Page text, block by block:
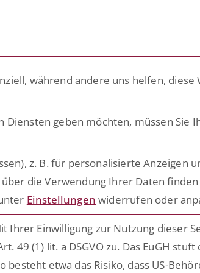
Transformation
Organisationen. Als
im Einklang mit Kultur und
und für gesellschaftliche
während andere uns helfen, diese
geben möchten, müssen Sie
z. B. für personalisierte Anzeigen
die Verwendung Ihrer Daten finden
Einstellungen widerrufen oder
Ihrer Einwilligung zur Nutzung dieser
49 (1) lit. a DSGVO zu. Das EuGH stuft
besteht etwa das Risiko, dass US-